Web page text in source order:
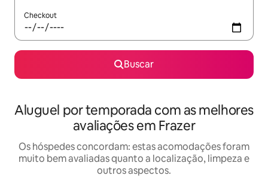
Checkout
Buscar
Aluguel por temporada com as melhores
avaliações em Frazer
Os hóspedes concordam: estas acomodações foram
muito bem avaliadas quanto a localização, limpeza e
outros aspectos.